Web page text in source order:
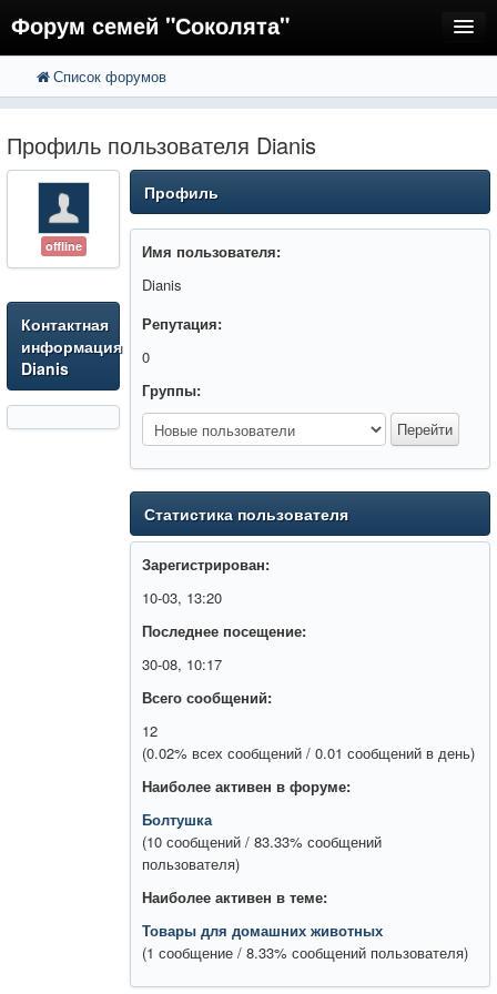
Форум семей "Соколята"
FAQ
Регистрация
Вход
Список форумов
Профиль пользователя Dianis
offline
Контактная
информация
Dianis
Профиль
Имя пользователя:
Dianis
Репутация:
0
Группы:
Статистика пользователя
Зарегистрирован:
10-03, 13:20
Последнее посещение:
30-08, 10:17
Всего сообщений:
12
(0.02% всех сообщений / 0.01 сообщений в день)
Наиболее активен в форуме:
Болтушка
(10 сообщений / 83.33% сообщений
пользователя)
Наиболее активен в теме:
Товары для домашних животных
(1 сообщение / 8.33% сообщений пользователя)